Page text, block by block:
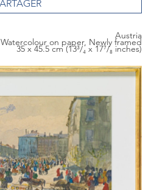
Austria
Watercolour on paper, Newly framed
35 x 45.5 cm (13³/₄ x 17⁷/₈ inches)